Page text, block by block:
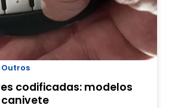
Outros
codificadas: modelos